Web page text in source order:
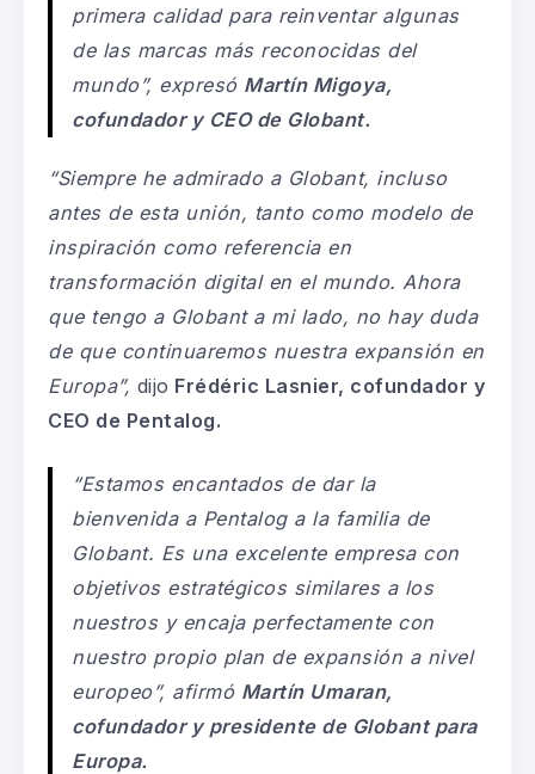
primera calidad para reinventar algunas
de las marcas más reconocidas del
mundo”, expresó Martín Migoya,
cofundador y CEO de Globant.
“Siempre he admirado a Globant, incluso
antes de esta unión, tanto como modelo de
inspiración como referencia en
transformación digital en el mundo. Ahora
que tengo a Globant a mi lado, no hay duda
de que continuaremos nuestra expansión en
Europa”, dijo Frédéric Lasnier, cofundador y
CEO de Pentalog.
“Estamos encantados de dar la
bienvenida a Pentalog a la familia de
Globant. Es una excelente empresa con
objetivos estratégicos similares a los
nuestros y encaja perfectamente con
nuestro propio plan de expansión a nivel
europeo”, afirmó Martín Umaran,
cofundador y presidente de Globant para
Europa.